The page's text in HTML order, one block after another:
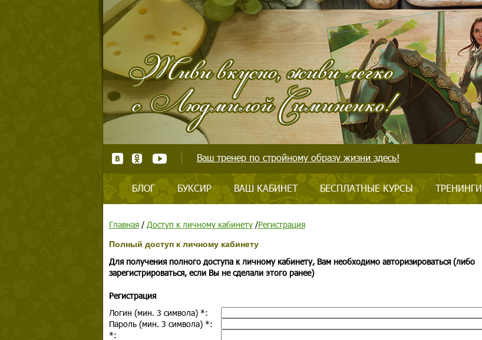
Ваш тренер по стройному образу жизни здесь!
БЛОГ БУКСИР ВАШ КАБИНЕТ БЕСПЛАТНЫЕ КУРСЫ ТРЕНИНГИ
Главная/ Доступ к личному кабинету/Регистрация
Полный доступ к личному кабинету
Для получения полного доступа к личному кабинету, Вам необходимо авторизироваться (либо
зарегистрироваться, если Вы не сделали этого ранее)
Регистрация
Логин (мин. 3 символа) *:
Пароль (мин. 3 символа) *:
*: